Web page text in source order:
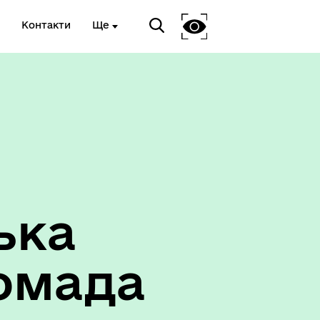
Контакти Ще